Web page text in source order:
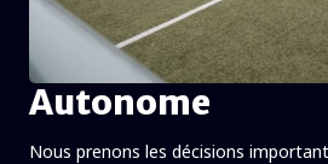
Autonome
Nous prenons les décisions